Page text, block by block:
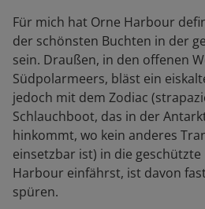
Für mich hat Orne Harbour
der schönsten Buchten in der
sein. Draußen, in den offenen
Südpolarmeers, bläst ein
jedoch mit dem Zodiac
Schlauchboot, das in der
hinkommt, wo kein anderes
einsetzbar ist) in die
Harbour einfährst, ist davon
spüren.